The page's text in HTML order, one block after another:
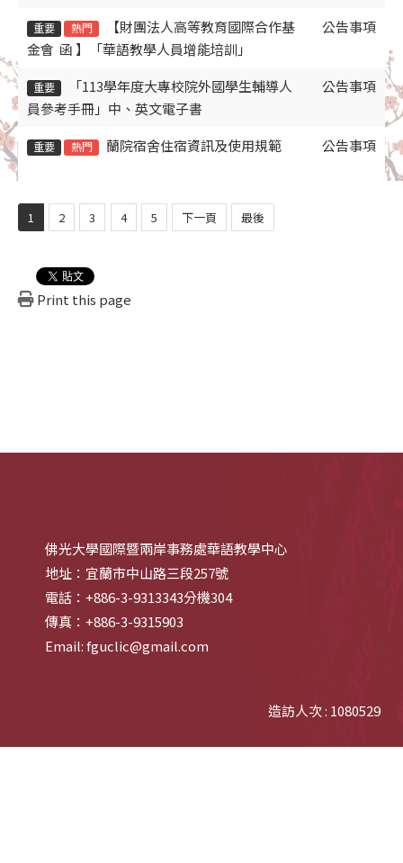
重要 熱門
【財團法人高等教育國際合作基
金會 函 】「華語教學人員增能培訓」
公告事項
重要
「113學年度大專校院外國學生輔導人
員參考手冊」中、英文電子書
公告事項
重要 熱門 蘭院宿舍住宿資訊及使用規範 公告事項
1 2 3 4 5 下一頁 最後
Print this page
佛光大學國際暨兩岸事務處華語教學中心
地址：宜蘭市中山路三段257號
電話：+886-3-9313343分機304
傳真：+886-3-9315903
Email: fguclic@gmail.com
造訪人次 : 1080529